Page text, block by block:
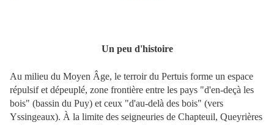
Un peu d'histoire
Au milieu du Moyen Âge, le terroir du Pertuis forme un espace
répulsif et dépeuplé, zone frontière entre les pays "d'en-deçà les
bois" (bassin du Puy) et ceux "d'au-delà des bois" (vers
Yssingeaux). À la limite des seigneuries de Chapteuil, Queyrières